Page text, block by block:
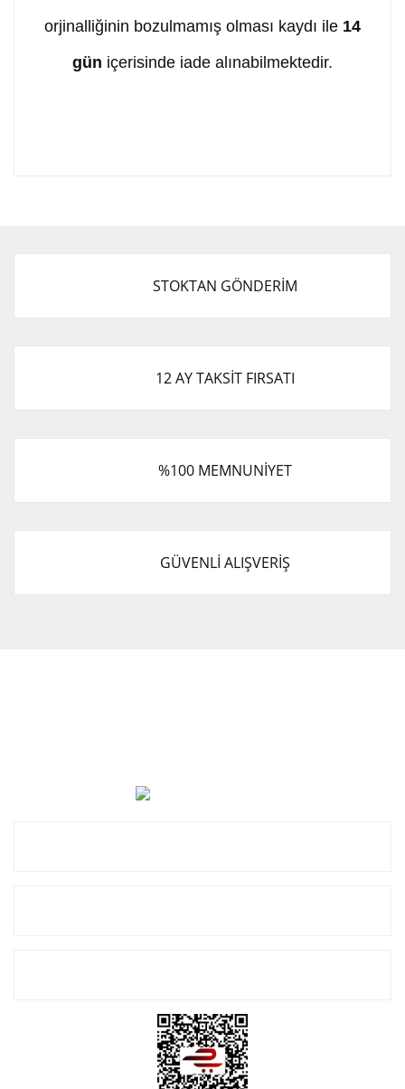
orjinalliğinin bozulmamış olması kaydı ile 14
gün içerisinde iade alınabilmektedir.
Ürün açıklamasında eksik bilgiler bulunuyor.
Bu ürüne benzer farklı alternatifler olmalı.
STOKTAN GÖNDERİM
12 AY TAKSİT FIRSATI
%100 MEMNUNİYET
GÜVENLİ ALIŞVERİŞ